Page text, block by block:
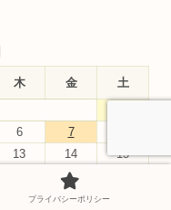
木 金
土
6 7
13 14
15
21
28
プライバシーポリシー